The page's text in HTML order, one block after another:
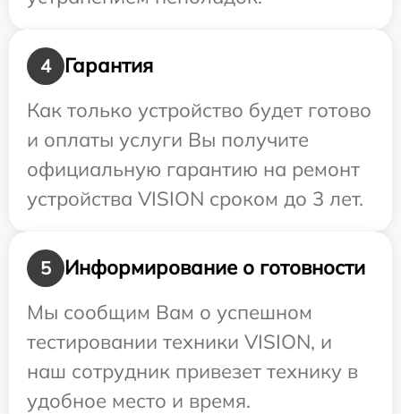
4
Гарантия
Как только устройство будет готово
и оплаты услуги Вы получите
официальную гарантию на ремонт
устройства VISION сроком до 3 лет.
5
Информирование о готовности
Мы сообщим Вам о успешном
тестировании техники VISION, и
наш сотрудник привезет технику в
удобное место и время.